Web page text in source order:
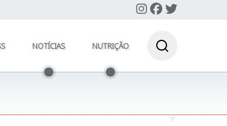
NOTÍCIAS NUTRIÇÃO